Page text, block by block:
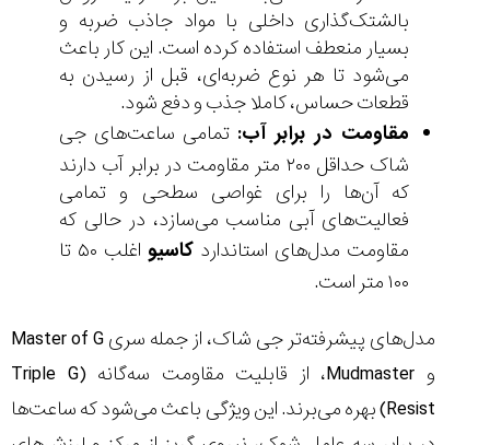
بالشتک‌گذاری داخلی با مواد جاذب ضربه و
بسیار منعطف استفاده کرده است. این کار باعث
می‌شود تا هر نوع ضربه‌ای، قبل از رسیدن به
قطعات حساس، کاملا جذب و دفع شود.
مقاومت در برابر آب: تمامی ساعت‌های جی
شاک حداقل ۲۰۰ متر مقاومت در برابر آب دارند
که آن‌ها را برای غواصی سطحی و تمامی
فعالیت‌های آبی مناسب می‌سازد، در حالی که
مقاومت مدل‌های استاندارد کاسیو
اغلب ۵۰ تا
۱۰۰ متر است.
مدل‌های پیشرفته‌تر جی شاک، از جمله سری Master of G
و Mudmaster، از قابلیت مقاومت سه‌گانه (Triple G
Resist) بهره می‌برند. این ویژگی باعث می‌شود که ساعت‌ها